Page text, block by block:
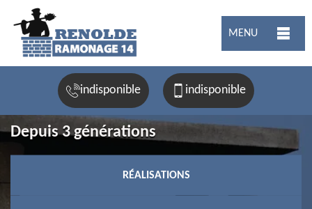
MENU
indisponible indisponible
Depuis 3 générations
RÉALISATIONS